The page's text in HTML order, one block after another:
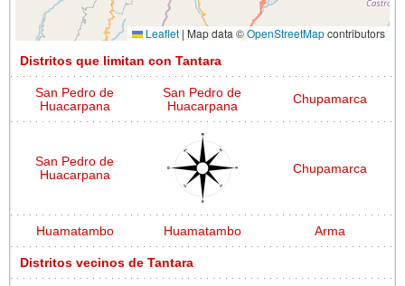
Leaflet | Map data ©OpenStreetMapcontributors
Distritos que limitan con Tantara
San Pedro de
Huacarpana
San Pedro de
Huacarpana
Chupamarca
San Pedro de
Huacarpana
Chupamarca
Huamatambo Huamatambo Arma
Distritos vecinos de Tantara